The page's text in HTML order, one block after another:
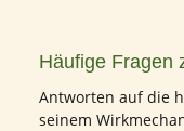
Häufige Fragen
Antworten auf die
seinem